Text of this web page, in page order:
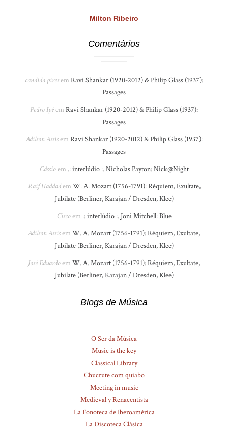
Milton Ribeiro
Comentários
candida piresem Ravi Shankar (1920-2012) & Philip Glass (1937):
Passages
Pedro Ipêem Ravi Shankar (1920-2012) & Philip Glass (1937):
Passages
Adilson Assisem Ravi Shankar (1920-2012) & Philip Glass (1937):
Passages
Cássioem .: interlúdio :. Nicholas Payton: Nick@Night
Raif Haddadem W. A. Mozart (1756-1791): Réquiem, Exultate,
Jubilate (Berliner, Karajan / Dresden, Klee)
Ciscoem .: interlúdio :. Joni Mitchell: Blue
Adilson Assisem W. A. Mozart (1756-1791): Réquiem, Exultate,
Jubilate (Berliner, Karajan / Dresden, Klee)
José Eduardoem W. A. Mozart (1756-1791): Réquiem, Exultate,
Jubilate (Berliner, Karajan / Dresden, Klee)
Blogs de Música
O Ser da Música
Music is the key
Classical Library
Chucrute com quiabo
Meeting in music
Medieval y Renacentista
La Fonoteca de Iberoamérica
La Discoteca Clásica